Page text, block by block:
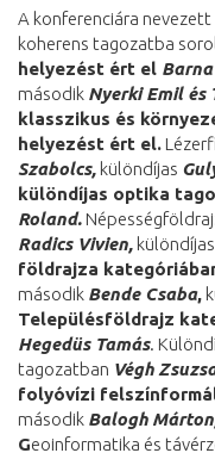
A konferenciára
koherens tagozatba
helyezést ért el
második Nyerki Emil és
klasszikus és
helyezést ért el.
Szabolcs, különdíjas
különdíjas optika
Roland.
Radics Vivien, különdíjas
földrajza
második Bende Csaba,
Településföldrajz
Hegedüs Tamás.
tagozatban Végh
folyóvízi
második Balogh Márton
Geoinformatika és